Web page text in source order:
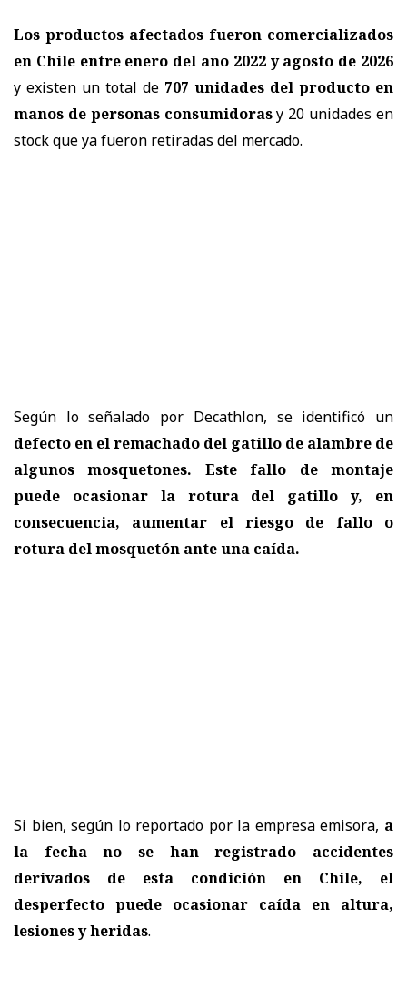
Los productos afectados fueron comercializados
en Chile entre enero del año 2022 y agosto de 2026
y existen un total de 707 unidades del producto en
manos de personas consumidorasy 20 unidades en
stock que ya fueron retiradas del mercado.
Según lo señalado por Decathlon, se identificó un
defecto en el remachado del gatillo de alambre de
algunos mosquetones. Este fallo de montaje
puede ocasionar la rotura del gatillo y, en
consecuencia, aumentar el riesgo de fallo o
rotura del mosquetón ante una caída.
Si bien, según lo reportado por la empresa emisora, a
la fecha no se han registrado accidentes
derivados de esta condición en Chile, el
desperfecto puede ocasionar caída en altura,
lesiones y heridas.